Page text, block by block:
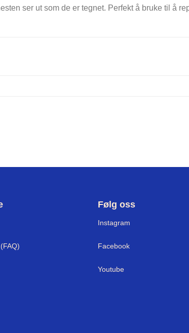
ser ut som de er tegnet. Perfekt å bruke til å
Følg oss
Instagram
Facebook
Youtube